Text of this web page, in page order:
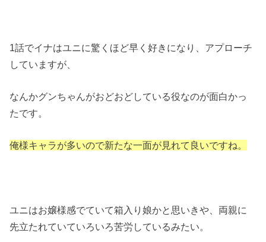
1話でイナはユニに驚くほど早く好きになり、アプローチ
していますが、
なんかグンちゃんがおどおどしている役なのが面白かっ
たです。
俺様キャラが多いので新たな一面が見れて良いですね。
ユニはお嬢様感でていて箱入り娘かと思いきや、両親に
先立たれていていろいろ苦労しているみたい。